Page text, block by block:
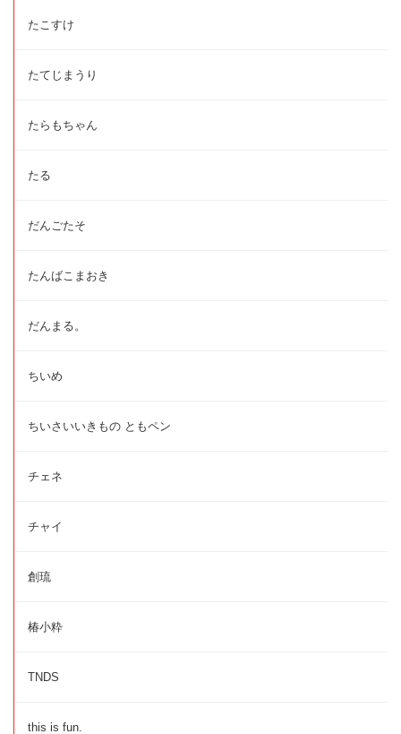
たこすけ
たてじまうり
たらもちゃん
たる
だんごたそ
たんばこまおき
だんまる。
ちいめ
ちいさいいきもの ともペン
チェネ
チャイ
創琉
椿小粋
TNDS
this is fun.